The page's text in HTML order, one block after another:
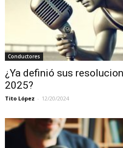
Conductores
¿Ya definió sus
2025?
Tito López - 12/20/2024